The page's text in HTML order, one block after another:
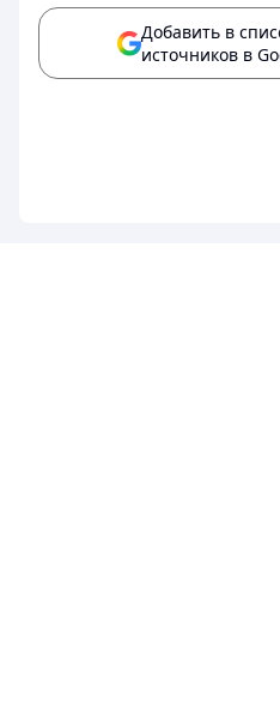
Добавить в
источников в